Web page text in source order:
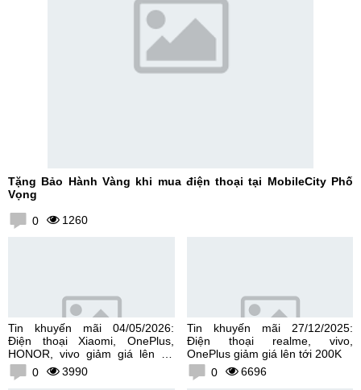
Tặng Bảo Hành Vàng khi mua điện thoại tại MobileCity Phố
Vọng
0 1260
Tin khuyến mãi 04/05/2026:
Điện thoại Xiaomi, OnePlus,
HONOR, vivo giảm giá lên tới
300K0 3990
Tin khuyến mãi 27/12/2025:
Điện thoại realme, vivo,
OnePlus giảm giá lên tới 200K
0
6696